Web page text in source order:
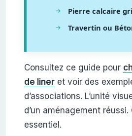
Pierre calcaire
Travertin ou
Consultez ce guide pour
de lineret voir des
d’associations. L’unité
d’un aménagement réussi.
essentiel.